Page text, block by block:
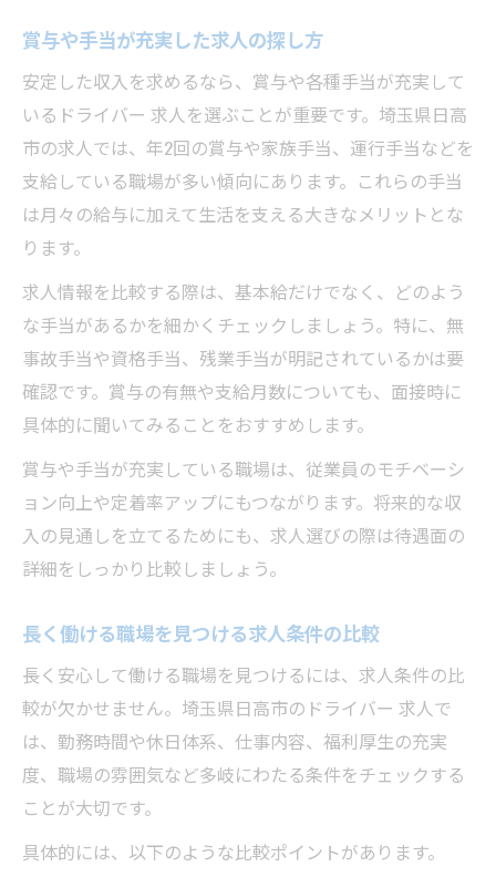
賞与や手当が充実した求人の探し方
安定した収入を求めるなら、賞与や各種手当が充実して
いるドライバー 求人を選ぶことが重要です。埼玉県日高
市の求人では、年2回の賞与や家族手当、運行手当などを
支給している職場が多い傾向にあります。これらの手当
は月々の給与に加えて生活を支える大きなメリットとな
ります。
求人情報を比較する際は、基本給だけでなく、どのよう
な手当があるかを細かくチェックしましょう。特に、無
事故手当や資格手当、残業手当が明記されているかは要
確認です。賞与の有無や支給月数についても、面接時に
具体的に聞いてみることをおすすめします。
賞与や手当が充実している職場は、従業員のモチベーシ
ョン向上や定着率アップにもつながります。将来的な収
入の見通しを立てるためにも、求人選びの際は待遇面の
詳細をしっかり比較しましょう。
長く働ける職場を見つける求人条件の比較
長く安心して働ける職場を見つけるには、求人条件の比
較が欠かせません。埼玉県日高市のドライバー 求人で
は、勤務時間や休日体系、仕事内容、福利厚生の充実
度、職場の雰囲気など多岐にわたる条件をチェックする
ことが大切です。
具体的には、以下のような比較ポイントがあります。